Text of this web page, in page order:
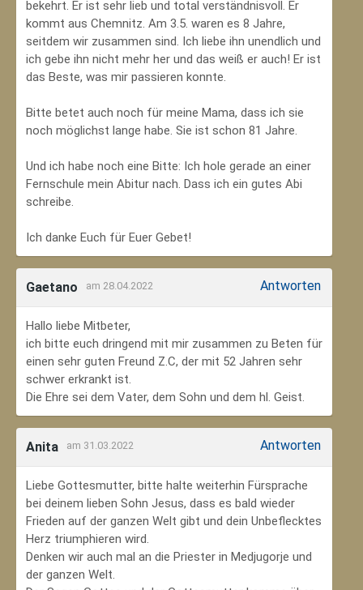
bekehrt. Er ist sehr lieb und total verständnisvoll. Er
kommt aus Chemnitz. Am 3.5. waren es 8 Jahre,
seitdem wir zusammen sind. Ich liebe ihn unendlich und
ich gebe ihn nicht mehr her und das weiß er auch! Er ist
das Beste, was mir passieren konnte.
Bitte betet auch noch für meine Mama, dass ich sie
noch möglichst lange habe. Sie ist schon 81 Jahre.
Und ich habe noch eine Bitte: Ich hole gerade an einer
Fernschule mein Abitur nach. Dass ich ein gutes Abi
schreibe.
Ich danke Euch für Euer Gebet!
Gaetano am 28.04.2022 Antworten
Hallo liebe Mitbeter,
ich bitte euch dringend mit mir zusammen zu Beten für
einen sehr guten Freund Z.C, der mit 52 Jahren sehr
schwer erkrankt ist.
Die Ehre sei dem Vater, dem Sohn und dem hl. Geist.
Anita am 31.03.2022 Antworten
Liebe Gottesmutter, bitte halte weiterhin Fürsprache
bei deinem lieben Sohn Jesus, dass es bald wieder
Frieden auf der ganzen Welt gibt und dein Unbeflecktes
Herz triumphieren wird.
Denken wir auch mal an die Priester in Medjugorje und
der ganzen Welt.